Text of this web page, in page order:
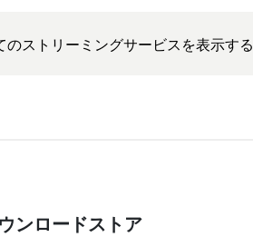
のストリーミングサービスを表示する
ンロードストア